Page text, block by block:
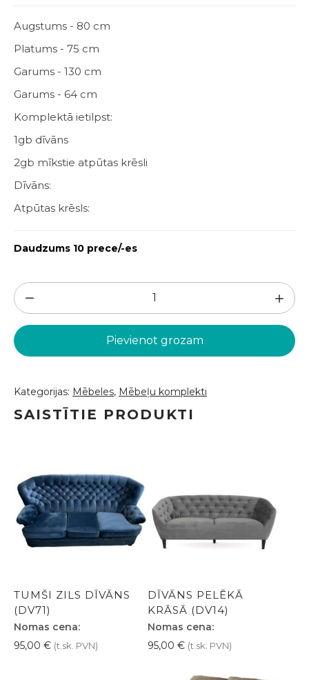
Augstums - 80 cm
Platums - 75 cm
Garums - 130 cm
Garums - 64 cm
Komplektā ietilpst:
1gb dīvāns
2gb mīkstie atpūtas krēsli
Dīvāns:
Atpūtas krēsls:
Daudzums 10 prece/-es
Bēšs
mēbeļu
komplekts
(DVK51)
Pievienot grozam
Kategorijas: Mēbeles, Mēbeļu komplekti
SAISTĪTIE PRODUKTI
TUMŠI ZILS DĪVĀNS
(DV71)
Nomas cena:
95,00 € (t.sk. PVN)
DĪVĀNS PELĒKĀ
KRĀSĀ (DV14)
Nomas cena:
95,00 € (t.sk. PVN)